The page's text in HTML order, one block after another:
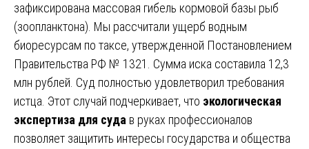
зафиксирована массовая гибель кормовой базы рыб
(зоопланктона). Мы рассчитали ущерб водным
биоресурсам по таксе, утвержденной Постановлением
Правительства РФ № 1321. Сумма иска составила 12,3
млн рублей. Суд полностью удовлетворил требования
истца. Этот случай подчеркивает, что экологическая
экспертиза для суда в руках профессионалов
позволяет защитить интересы государства и общества